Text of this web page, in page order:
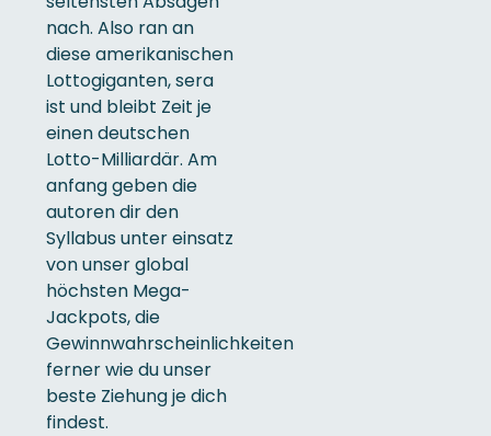
nach. Also ran an
diese amerikanischen
Lottogiganten, sera
ist und bleibt Zeit je
einen deutschen
Lotto-Milliardär. Am
anfang geben die
autoren dir den
Syllabus unter einsatz
von unser global
höchsten Mega-
Jackpots, die
Gewinnwahrscheinlichkeiten
ferner wie du unser
beste Ziehung je dich
findest.